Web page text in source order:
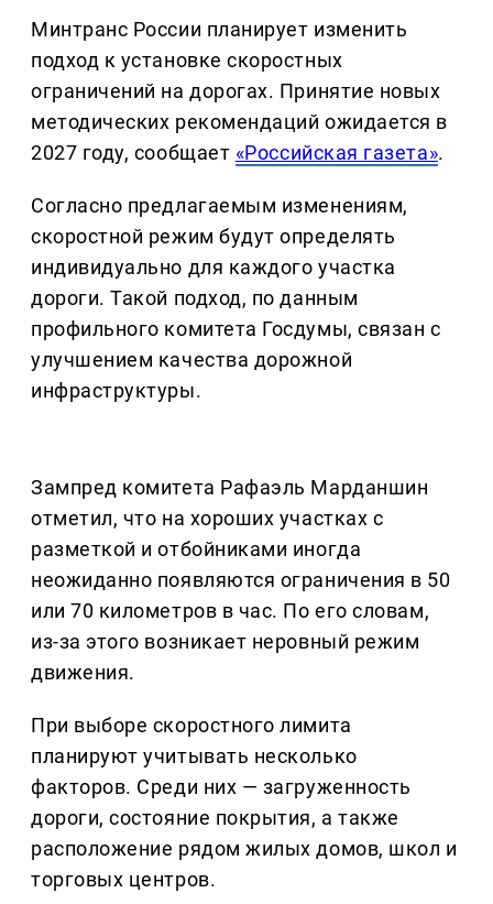
Минтранс России планирует изменить
подход к установке скоростных
ограничений на дорогах. Принятие новых
методических рекомендаций ожидается в
2027 году, сообщает «Российская газета».
Согласно предлагаемым изменениям,
скоростной режим будут определять
индивидуально для каждого участка
дороги. Такой подход, по данным
профильного комитета Госдумы, связан с
улучшением качества дорожной
инфраструктуры.
Зампред комитета Рафаэль Марданшин
отметил, что на хороших участках с
разметкой и отбойниками иногда
неожиданно появляются ограничения в 50
или 70 километров в час. По его словам,
из-за этого возникает неровный режим
движения.
При выборе скоростного лимита
планируют учитывать несколько
факторов. Среди них — загруженность
дороги, состояние покрытия, а также
расположение рядом жилых домов, школ и
торговых центров.